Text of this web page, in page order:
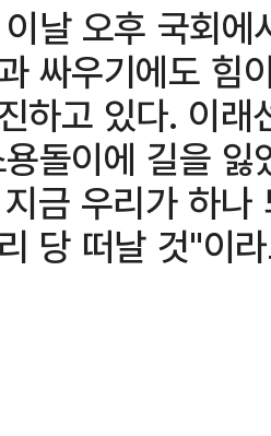
날 오후 국회
싸우기에도 힘
하고 있다. 이
돌이에 길을
금 우리가 하
당 떠날 것"이